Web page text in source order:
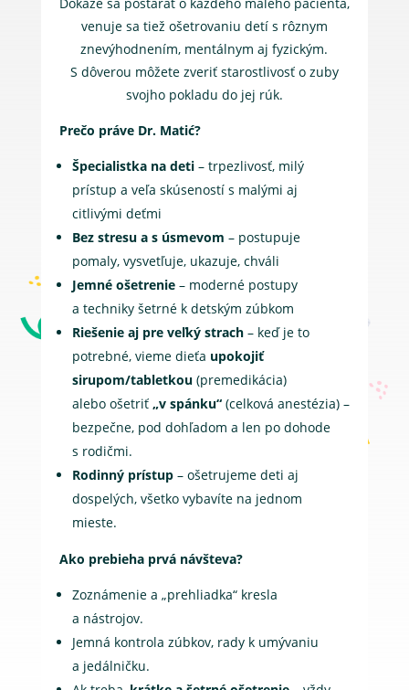
venuje sa tiež ošetrovaniu detí s rôznym
znevýhodnením, mentálnym aj fyzickým.
S dôverou môžete zveriť starostlivosť o zuby
svojho pokladu do jej rúk.
Prečo práve Dr. Matić?
Špecialistka na deti– trpezlivosť, milý
prístup a veľa skúseností s malými aj
citlivými deťmi
Bez stresu a s úsmevom – postupuje
pomaly, vysvetľuje, ukazuje, chváli
Jemné ošetrenie– moderné postupy
a techniky šetrné k detským zúbkom
Riešenie aj pre veľký strach– keď je to
potrebné, vieme dieťa upokojiť
sirupom/tabletkou(premedikácia)
alebo ošetriť „v spánku“(celková anestézia) –
bezpečne, pod dohľadom a len po dohode
s rodičmi.
Rodinný prístup– ošetrujeme deti aj
dospelých, všetko vybavíte na jednom
mieste.
Ako prebieha prvá návšteva?
Zoznámenie a „prehliadka“ kresla
a nástrojov.
Jemná kontrola zúbkov, rady k umývaniu
a jedálničku.